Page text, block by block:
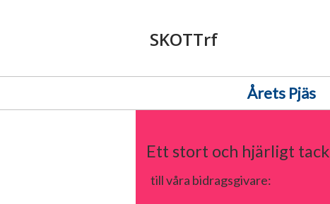
SKOTTrf
Årets Pjäs
Ett stort och hjärligt tack
till våra bidragsgivare: